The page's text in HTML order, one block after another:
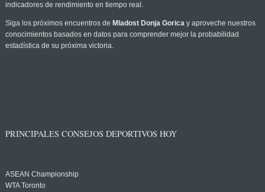
indicadores de rendimiento en tiempo real.
Siga los próximos encuentros de Mladost Donja Goricay aproveche nuestros
conocimientos basados en datos para comprender mejor la probabilidad
estadística de su próxima victoria.
PRINCIPALES CONSEJOS DEPORTIVOS HOY
ASEAN Championship
WTA Toronto